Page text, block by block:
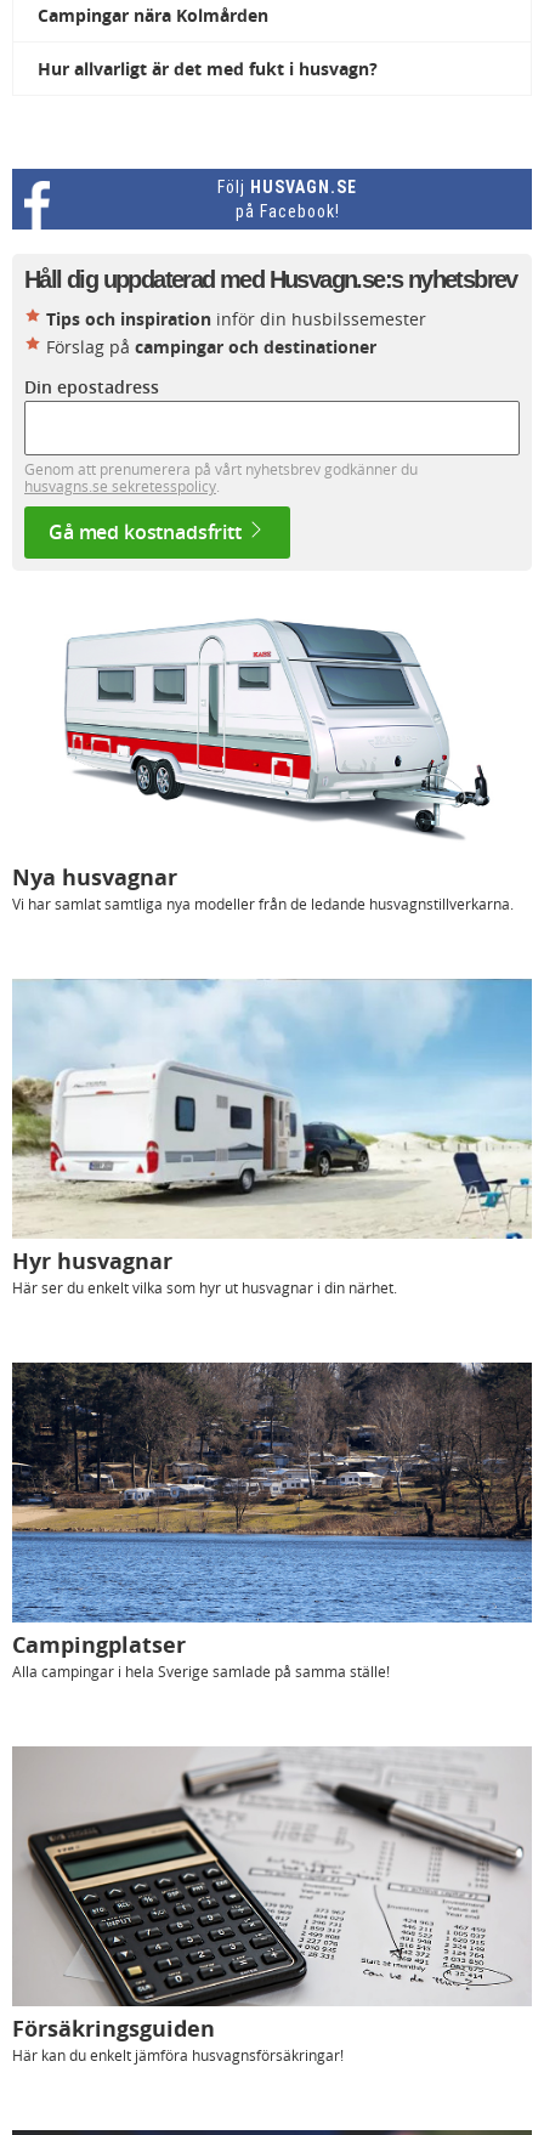
Campingar nära Kolmården
Hur allvarligt är det med fukt i husvagn?
Följ HUSVAGN.SE
på Facebook!
Håll dig uppdaterad med Husvagn.se:s nyhetsbrev
Tips och inspiration inför din husbilssemester
Förslag på campingar och destinationer
Din epostadress
Genom att prenumerera på vårt nyhetsbrev godkänner du
husvagns.se sekretesspolicy
Gå med kostnadsfritt
Nya husvagnar
Vi har samlat samtliga nya modeller från de ledande husvagnstillverkarna.
Hyr husvagnar
Här ser du enkelt vilka som hyr ut husvagnar i din närhet.
Campingplatser
Alla campingar i hela Sverige samlade på samma ställe!
Försäkringsguiden
Här kan du enkelt jämföra husvagnsförsäkringar!